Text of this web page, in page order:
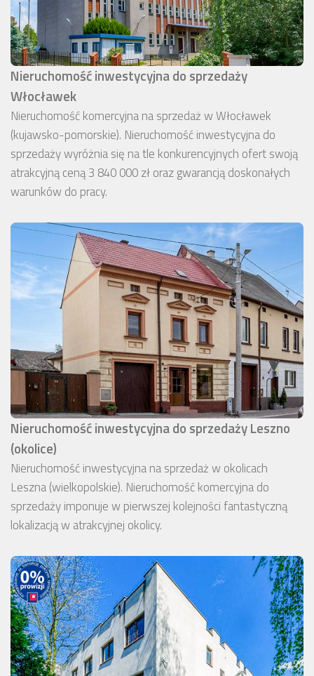
Nieruchomość inwestycyjna do sprzedaży
Włocławek
Nieruchomość komercyjna na sprzedaż w Włocławek
(kujawsko-pomorskie). Nieruchomość inwestycyjna do
sprzedaży wyróżnia się na tle konkurencyjnych ofert swoją
atrakcyjną ceną 3 840 000 zł oraz gwarancją doskonałych
warunków do pracy.
Nieruchomość inwestycyjna do sprzedaży Leszno
(okolice)
Nieruchomość inwestycyjna na sprzedaż w okolicach
Leszna (wielkopolskie). Nieruchomość komercyjna do
sprzedaży imponuje w pierwszej kolejności fantastyczną
lokalizacją w atrakcyjnej okolicy.